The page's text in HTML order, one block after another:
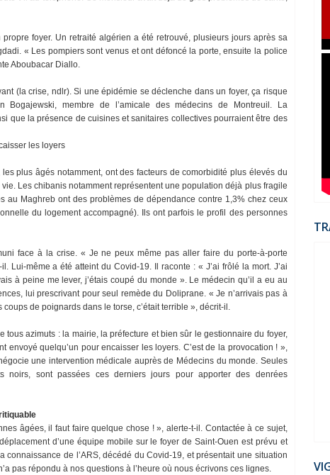
foyer. Un retraité algérien a été retrouvé, plusieurs jours après sa
« Les pompiers sont venus et ont défoncé la porte, ensuite la police
Aboubacar Diallo.
(la crise, ndlr). Si une épidémie se déclenche dans un foyer, ça risque
Bogajewski, membre de l’amicale des médecins de Montreuil. La
que la présence de cuisines et sanitaires collectives pourraient être des
les loyers
plus âgés notamment, ont des facteurs de comorbidité plus élevés du
Les chibanis notamment représentent une population déjà plus fragile
au Maghreb ont des problèmes de dépendance contre 1,3% chez ceux
du logement accompagné). Ils ont parfois le profil des personnes
face à la crise. « Je ne peux même pas aller faire du porte-à-porte
Lui-même a été atteint du Covid-19. Il raconte : « J’ai frôlé la mort. J’ai
à peine me lever, j’étais coupé du monde ». Le médecin qu’il a eu au
lui prescrivant pour seul remède du Doliprane. « Je n’arrivais pas à
coups de poignards dans le torse, c’était terrible », décrit-il.
tous azimuts : la mairie, la préfecture et bien sûr le gestionnaire du foyer,
envoyé quelqu’un pour encaisser les loyers. C’est de la provocation ! »,
une intervention médicale auprès de Médecins du monde. Seules
noirs, sont passées ces derniers jours pour apporter des denrées
âgées, il faut faire quelque chose ! », alerte-t-il. Contactée à ce sujet,
d’une équipe mobile sur le foyer de Saint-Ouen est prévu et
connaissance de l’ARS, décédé du Covid-19, et présentait une situation
pas répondu à nos questions à l’heure où nous écrivons ces lignes.